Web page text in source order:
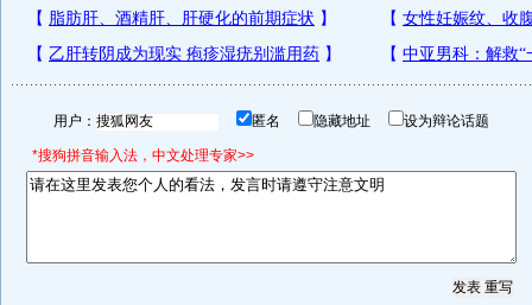
用户： 匿名 隐藏地址 设为辩论话题
*搜狗拼音输入法，中文处理专家>>